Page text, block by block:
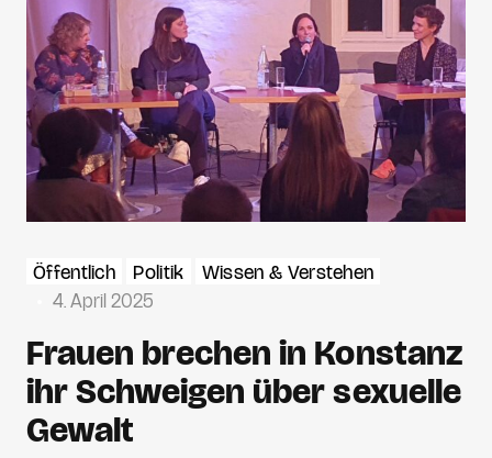
Öffentlich Politik
Wissen & Verstehen
4. April 2025
Frauen brechen in Konstanz
ihr Schweigen über sexuelle
Gewalt